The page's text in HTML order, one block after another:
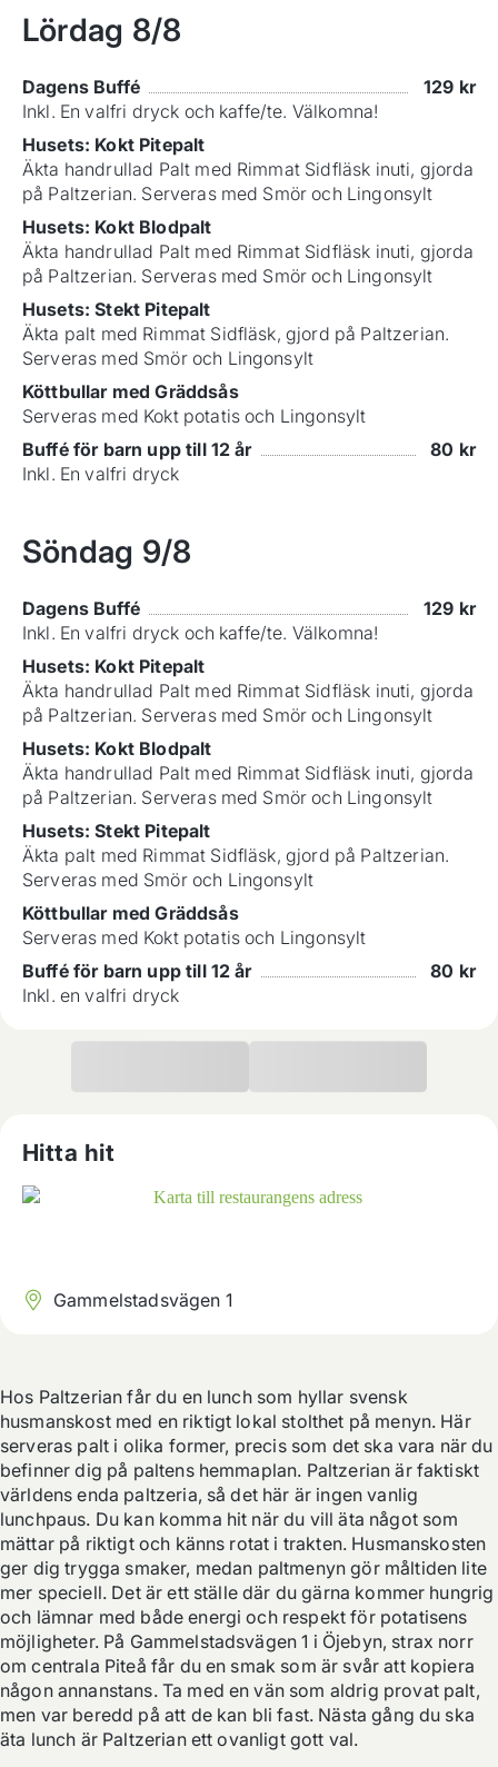
Lördag 8/8
Dagens Buffé 129 kr
Inkl. En valfri dryck och kaffe/te. Välkomna!
Husets: Kokt Pitepalt
Äkta handrullad Palt med Rimmat Sidfläsk inuti, gjorda
på Paltzerian. Serveras med Smör och Lingonsylt
Husets: Kokt Blodpalt
Äkta handrullad Palt med Rimmat Sidfläsk inuti, gjorda
på Paltzerian. Serveras med Smör och Lingonsylt
Husets: Stekt Pitepalt
Äkta palt med Rimmat Sidfläsk, gjord på Paltzerian.
Serveras med Smör och Lingonsylt
Köttbullar med Gräddsås
Serveras med Kokt potatis och Lingonsylt
Buffé för barn upp till 12 år
80 kr
Inkl. En valfri dryck
Söndag 9/8
Dagens Buffé 129 kr
Inkl. En valfri dryck och kaffe/te. Välkomna!
Husets: Kokt Pitepalt
Äkta handrullad Palt med Rimmat Sidfläsk inuti, gjorda
på Paltzerian. Serveras med Smör och Lingonsylt
Husets: Kokt Blodpalt
Äkta handrullad Palt med Rimmat Sidfläsk inuti, gjorda
på Paltzerian. Serveras med Smör och Lingonsylt
Husets: Stekt Pitepalt
Äkta palt med Rimmat Sidfläsk, gjord på Paltzerian.
Serveras med Smör och Lingonsylt
Köttbullar med Gräddsås
Serveras med Kokt potatis och Lingonsylt
Buffé för barn upp till 12 år
80 kr
Inkl. en valfri dryck
Hitta hit
Gammelstadsvägen 1
Hos Paltzerian får du en lunch som hyllar svensk
husmanskost med en riktigt lokal stolthet på menyn. Här
serveras palt i olika former, precis som det ska vara när du
befinner dig på paltens hemmaplan. Paltzerian är faktiskt
världens enda paltzeria, så det här är ingen vanlig
lunchpaus. Du kan komma hit när du vill äta något som
mättar på riktigt och känns rotat i trakten. Husmanskosten
ger dig trygga smaker, medan paltmenyn gör måltiden lite
mer speciell. Det är ett ställe där du gärna kommer hungrig
och lämnar med både energi och respekt för potatisens
möjligheter. På Gammelstadsvägen 1 i Öjebyn, strax norr
om centrala Piteå får du en smak som är svår att kopiera
någon annanstans. Ta med en vän som aldrig provat palt,
men var beredd på att de kan bli fast. Nästa gång du ska
äta lunch är Paltzerian ett ovanligt gott val.